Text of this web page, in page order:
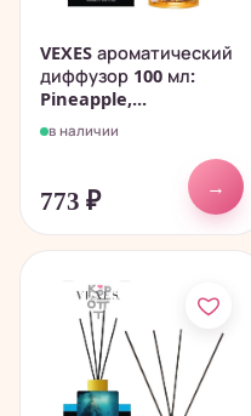
VEXES ароматический
диффузор 100 мл:
Pineapple,...
в наличии
773 ₽
→